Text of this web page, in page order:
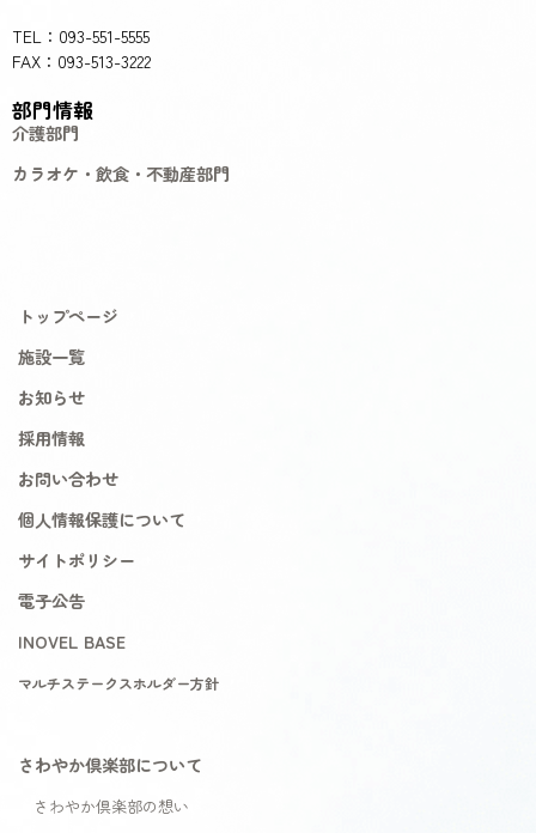
TEL：093-551-5555
FAX：093-513-3222
部門情報
介護部門
カラオケ・飲食・不動産部門
トップページ
施設一覧
お知らせ
採用情報
お問い合わせ
個人情報保護について
サイトポリシー
電子公告
INOVEL BASE
マルチステークスホルダー方針
さわやか倶楽部について
さわやか倶楽部の想い